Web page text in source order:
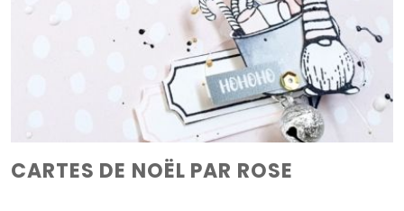
CARTES DE NOËL PAR ROSE